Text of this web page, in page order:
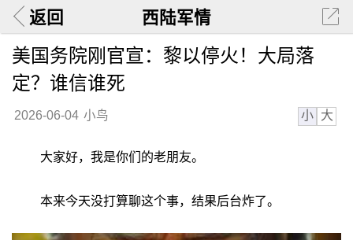
返回 西陆军情
美国务院刚官宣：黎以停火！大局落
定？谁信谁死
2026-06-04 小鸟 小 大
大家好，我是你们的老朋友。
本来今天没打算聊这个事，结果后台炸了。